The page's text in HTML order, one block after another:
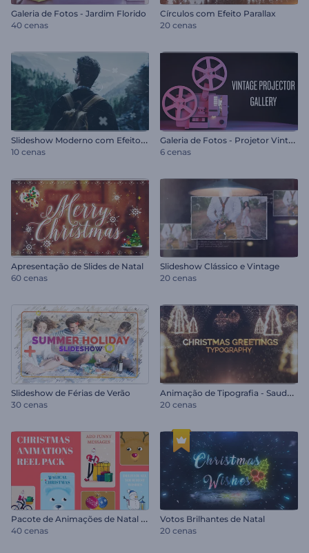
Galeria de Fotos - Jardim Florido
40 cenas
Círculos com Efeito Parallax
20 cenas
S
lideshow Moderno com Efeito Parallax
10 cenas
G
aleria de Fotos - Projetor Vintage
6 cenas
Apresentação de Slides de Natal
60 cenas
Slideshow Clássico e Vintage
20 cenas
Slideshow de Férias de Verão
30 cenas
A
nimação de Tipografia - Saudações de Natal
20 cenas
P
acote de Animações de Natal para Reels
40 cenas
Votos Brilhantes de Natal
20 cenas